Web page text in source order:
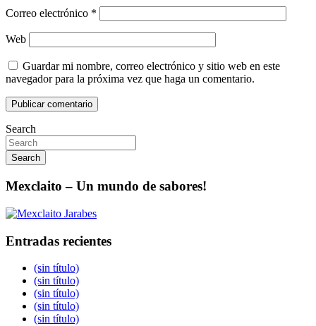
Correo electrónico *
Web
Guardar mi nombre, correo electrónico y sitio web en este
navegador para la próxima vez que haga un comentario.
Search
Search
Mexclaito – Un mundo de sabores!
Entradas recientes
(sin título)
(sin título)
(sin título)
(sin título)
(sin título)